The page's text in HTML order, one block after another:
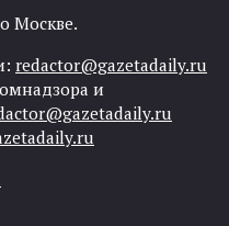
Москве.
redactor@gazetadaily.ru
и